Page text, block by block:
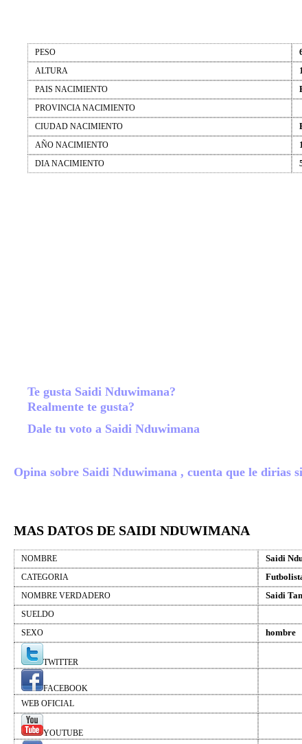
PESO
ALTURA
PAIS NACIMIENTO
PROVINCIA NACIMIENTO
CIUDAD NACIMIENTO
AÑO NACIMIENTO
DIA NACIMIENTO
Te gusta Saidi Nduwimana?
Realmente te gusta?
Dale tu voto a Saidi Nduwimana
Opina sobre Saidi Nduwimana , cuenta que le dirias
MAS DATOS DE SAIDI NDUWIMANA
NOMBRE Saidi
CATEGORIA
NOMBRE VERDADERO Saidi
SUELDO
SEXO
hombre
TWITTER
FACEBOOK
WEB OFICIAL
YOUTUBE